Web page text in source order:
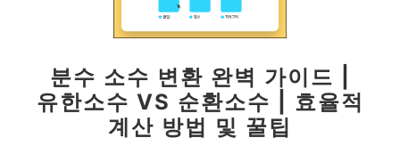
분수 소수 변환 완벽 가이드 |
유한소수 VS 순환소수 | 효율적
계산 방법 및 꿀팁